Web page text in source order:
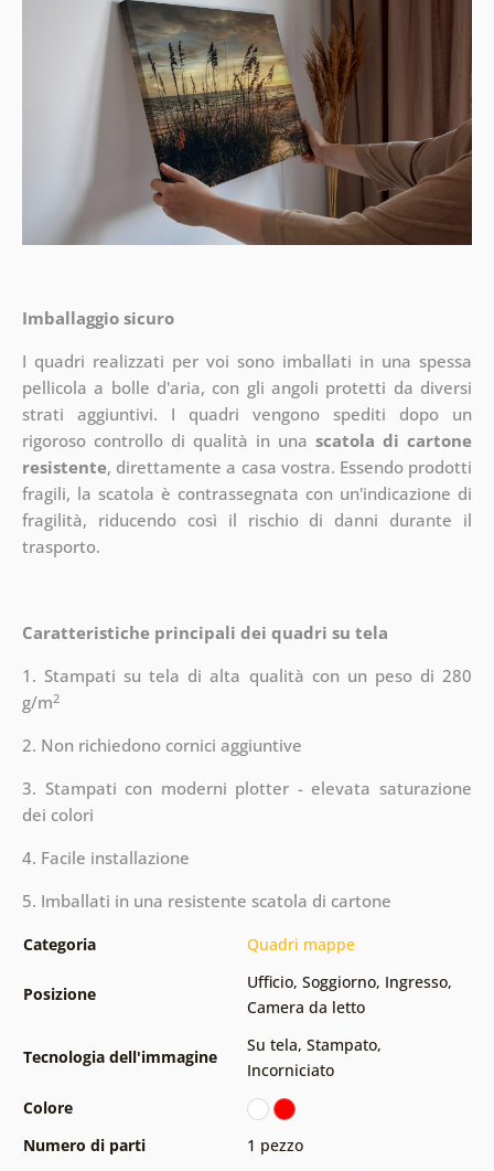
Imballaggio sicuro
I quadri realizzati per voi sono imballati in una spessa
pellicola a bolle d'aria, con gli angoli protetti da diversi
strati aggiuntivi. I quadri vengono spediti dopo un
rigoroso controllo di qualità in unascatola di cartone
resistente, direttamente a casa vostra. Essendo prodotti
fragili, la scatola è contrassegnata con un'indicazione di
fragilità, riducendo così il rischio di danni durante il
trasporto.
Caratteristiche principali dei quadri su tela
1. Stampati su tela di alta qualità con un peso di 280
g/m2
2. Non richiedono cornici aggiuntive
3. Stampati con moderni plotter - elevata saturazione
dei colori
4. Facile installazione
5. Imballati in una resistente scatola di cartone
Categoria Quadri mappe
Posizione
Ufficio, Soggiorno, Ingresso,
Camera da letto
Tecnologia dell'immagine
Su tela, Stampato,
Incorniciato
Colore
Numero di parti
1 pezzo